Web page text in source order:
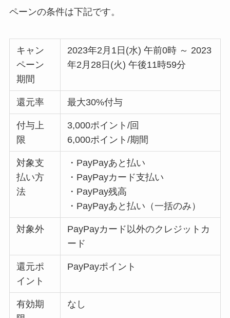
ペーンの条件は下記です。
キャン
ペーン
期間
2023年2月1日(水) 午前0時 ～ 2023
年2月28日(火) 午後11時59分
還元率 最大30%付与
付与上
限
3,000ポイント/回
6,000ポイント/期間
対象支
払い方
法
・PayPayあと払い
・PayPayカード支払い
・PayPay残高
・PayPayあと払い（一括のみ）
対象外
PayPayカード以外のクレジットカ
ード
還元ポ
イント
PayPayポイント
有効期
なし